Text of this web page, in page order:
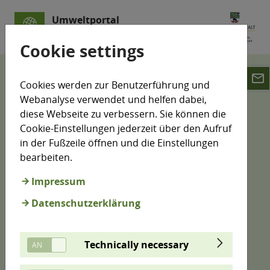
Umweltportal
Klimamonitoring
Emissionshandel
Industrieanlagen
Papier- und Zellstoffindustrie
Emissionshandelspflichtige
Anlagen der Papier- und
Zellstoffindustrie
Die Papier- und Zellstoffindustrie ist als
energieintensive Industrie seit Einführung des
Emissionshandels 1 abgabepflichtig. In Sachsen-
Cookie settings
Cookies werden zur Benutzerführung und
Webanalyse verwendet und helfen dabei,
diese Webseite zu verbessern. Sie können die
Cookie-Einstellungen jederzeit über den Aufruf
in der Fußzeile öffnen und die Einstellungen
bearbeiten.
Impressum
Datenschutzerklärung
Technically necessary
email